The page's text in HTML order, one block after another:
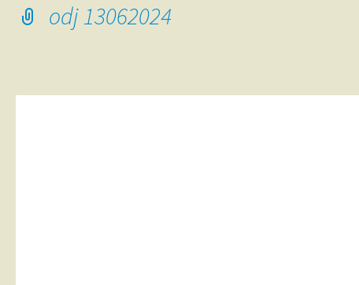
odj 13062024